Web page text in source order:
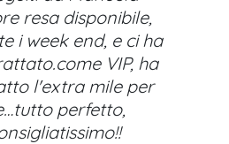
resa disponibile,
i week end, e ci ha
VIP, ha
l'extra mile per
perfetto,